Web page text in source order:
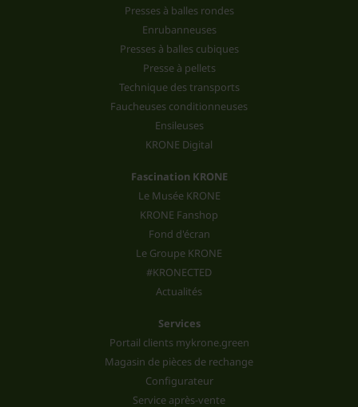
Presses à balles rondes
Enrubanneuses
Presses à balles cubiques
Presse à pellets
Technique des transports
Faucheuses conditionneuses
Ensileuses
KRONE Digital
Fascination KRONE
Le Musée KRONE
KRONE Fanshop
Fond d'écran
Le Groupe KRONE
#KRONECTED
Actualités
Services
Portail clients mykrone.green
Magasin de pièces de rechange
Configurateur
Service après-vente